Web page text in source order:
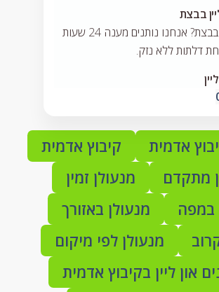
בבצת
מחפש מנעולן בבצת? אנחנו נותנים מענה 24 שעות
דלתות ללא נזק.
אדמית
קיבוץ אדמית
מתקדם
מנעולן זמין
במפה
מנעולן באזורך
מנעולן לפי מיקום
און ליין בקיבוץ אדמית